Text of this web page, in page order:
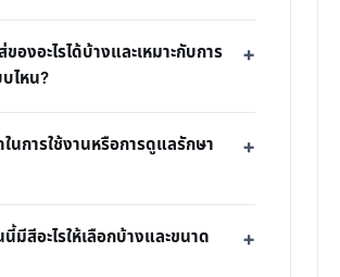
ของอะไรได้บ้างและเหมาะกับการ
ไหน?
นการใช้งานหรือการดูแลรักษา
นี้มีสีอะไรให้เลือกบ้างและขนาด